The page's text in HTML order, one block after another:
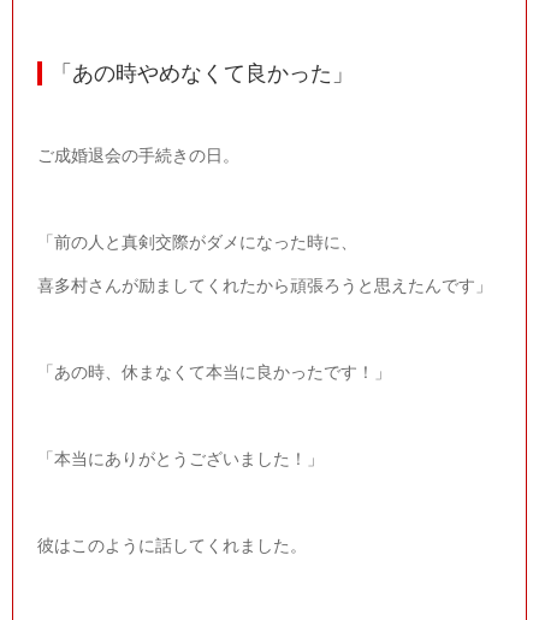
「あの時やめなくて良かった」
ご成婚退会の手続きの日。
「前の人と真剣交際がダメになった時に、
喜多村さんが励ましてくれたから頑張ろうと思えたんです」
「あの時、休まなくて本当に良かったです！」
「本当にありがとうございました！」
彼はこのように話してくれました。